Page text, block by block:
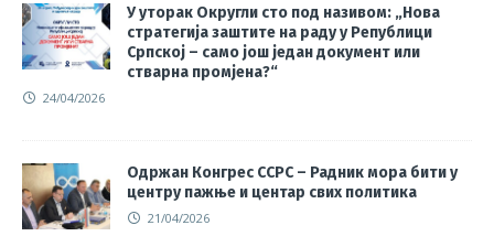
У уторак Округли сто под називом: „Нова
стратегија заштите на раду у Републици
Српској – само још један документ или
стварна промјена?“
24/04/2026
Одржан Конгрес ССРС – Радник мора бити у
центру пажње и центар свих политика
21/04/2026